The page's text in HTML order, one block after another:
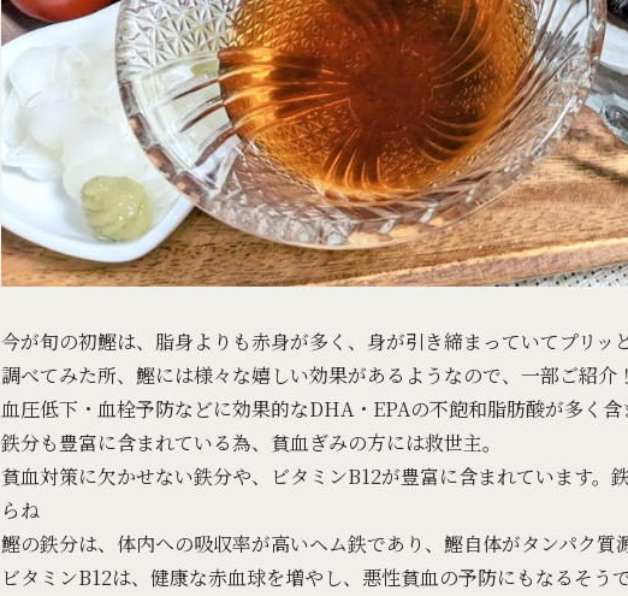
今が旬の初鰹は、脂身よりも赤身が多く、身が引き締まっていてプリッ
調べてみた所、鰹には様々な嬉しい効果があるようなので、一部ご紹介！
血圧低下・血栓予防などに効果的なDHA・EPAの不飽和脂肪酸が多く含
鉄分も豊富に含まれている為、貧血ぎみの方には救世主。
貧血対策に欠かせない鉄分や、ビタミンB12が豊富に含まれています。
らね
鰹の鉄分は、体内への吸収率が高いヘム鉄であり、鰹自体がタンパク
ビタミンB12は、健康な赤血球を増やし、悪性貧血の予防にもなるそう